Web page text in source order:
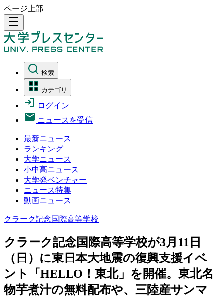
ページ上部
density_medium
検索
カテゴリ
ログイン
ニュースを受信
最新ニュース
ランキング
大学ニュース
小中高ニュース
大学発ベンチャー
ニュース特集
動画ニュース
クラーク記念国際高等学校
クラーク記念国際高等学校が3月11日
（日）に東日本大地震の復興支援イベ
ント「HELLO！東北」を開催。東北名
物芋煮汁の無料配布や、三陸産サンマ